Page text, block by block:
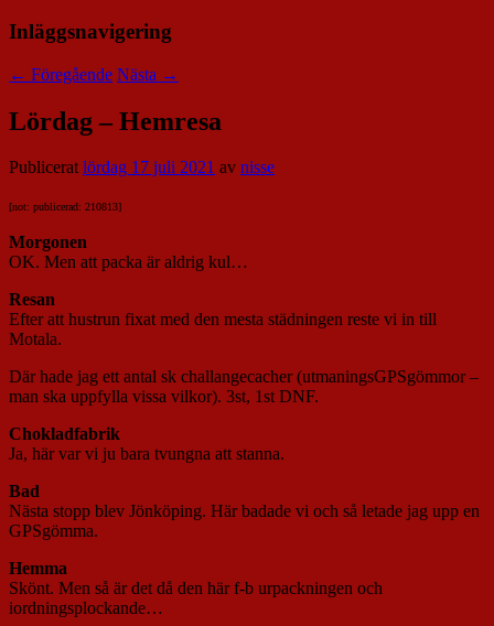
Inläggsnavigering
← Föregående Nästa →
Lördag – Hemresa
Publiceratlördag 17 juli 2021 av nisse
[not: publicerad: 210813]
Morgonen
OK. Men att packa är aldrig kul…
Resan
Efter att hustrun fixat med den mesta städningen reste vi in till
Motala.
Där hade jag ett antal sk challangecacher (utmaningsGPSgömmor –
man ska uppfylla vissa vilkor). 3st, 1st DNF.
Chokladfabrik
Ja, här var vi ju bara tvungna att stanna.
Bad
Nästa stopp blev Jönköping. Här badade vi och så letade jag upp en
GPSgömma.
Hemma
Skönt. Men så är det då den här f-b urpackningen och
iordningsplockande…